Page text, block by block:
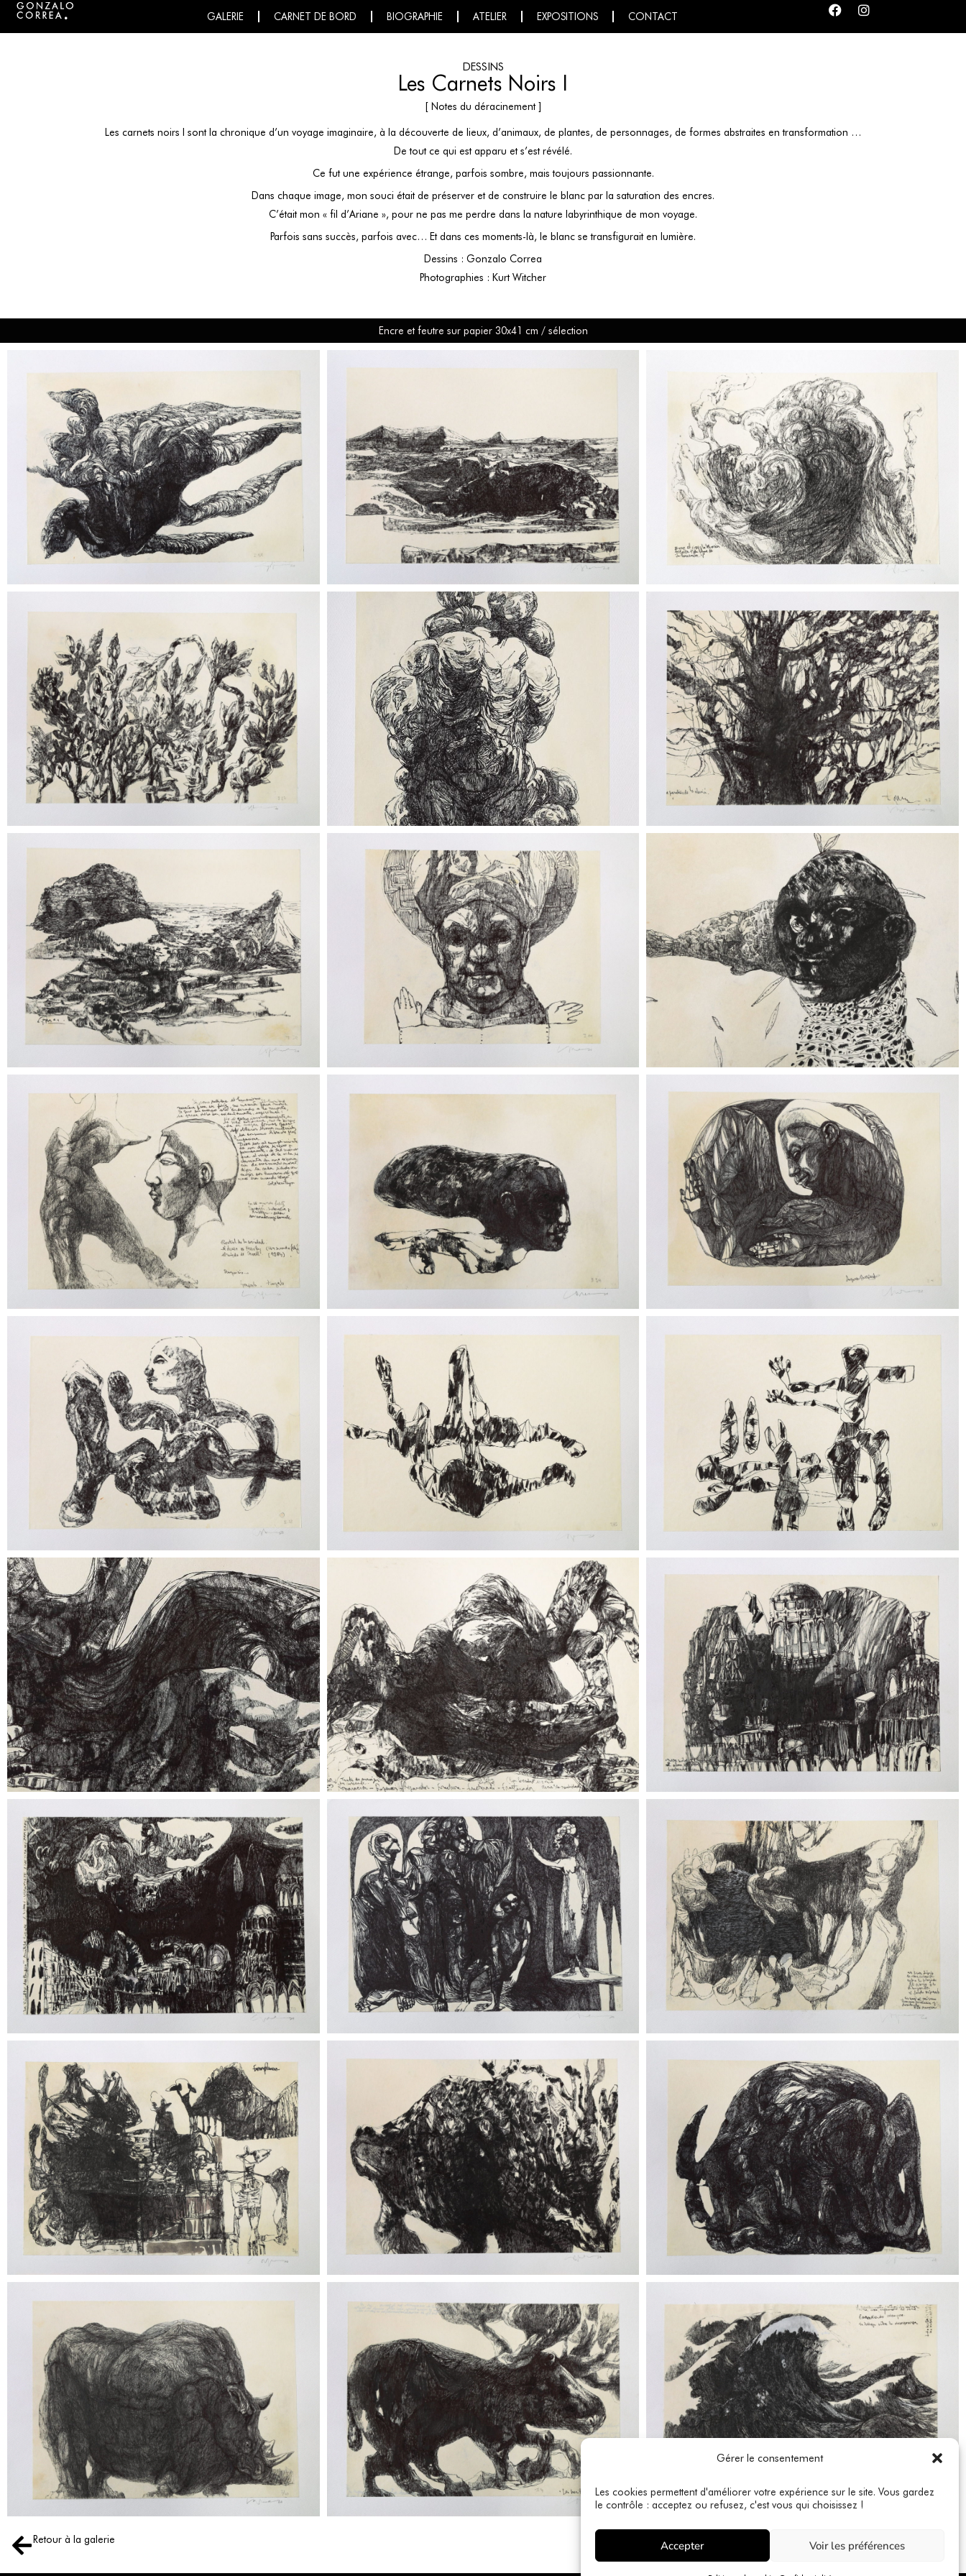
Gérer le consentement
Les cookies permettent d'améliorer votre expérience sur le site. Vous gardez
le contrôle : acceptez ou refusez, c'est vous qui choisissez !
Accepter Voir les préférences
GALERIE CARNET DE BORD BIOGRAPHIE ATELIER EXPOSITIONS CONTACT
DESSINS
Les Carnets Noirs I
[ Notes du déracinement ]
Les carnets noirs l sont la chronique d’un voyage imaginaire, à la découverte de lieux, d’animaux, de plantes, de personnages, de formes abstraites en transformation …
De tout ce qui est apparu et s’est révélé.
Ce fut une expérience étrange, parfois sombre, mais toujours passionnante.
Dans chaque image, mon souci était de préserver et de construire le blanc par la saturation des encres.
C’était mon « fil d’Ariane », pour ne pas me perdre dans la nature labyrinthique de mon voyage.
Parfois sans succès, parfois avec… Et dans ces moments-là, le blanc se transfigurait en lumière.
Dessins : Gonzalo Correa
Photographies : Kurt Witcher
Encre et feutre sur papier 30x41 cm / sélection
Retour à la galerie